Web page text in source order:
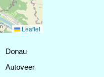
Leaflet
Donau
Autoveer